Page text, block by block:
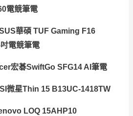
電競筆電
華碩 TUF Gaming F16
電競筆電
宏碁SwiftGo SFG14 AI筆電
微星Thin 15 B13UC-1418TW
LOQ 15AHP10